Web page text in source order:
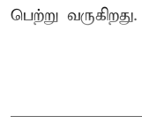
பெற்று வருகிறது.